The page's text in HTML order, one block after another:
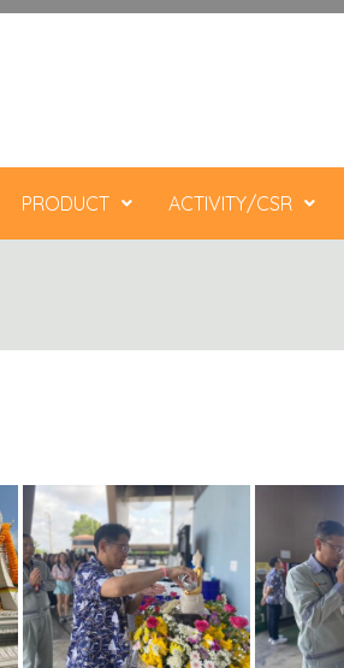
PRODUCT ACTIVITY/CSR